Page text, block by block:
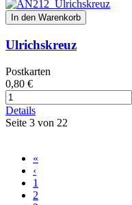
In den Warenkorb
Ulrichskreuz
Postkarten
0,80 €
Details
Seite 3 von 22
«
‹
1
2